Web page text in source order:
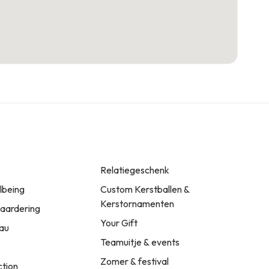
Relatiegeschenk
Custom Kerstballen &
Kerstornamenten
Your Gift
Teamuitje & events
Zomer & festival